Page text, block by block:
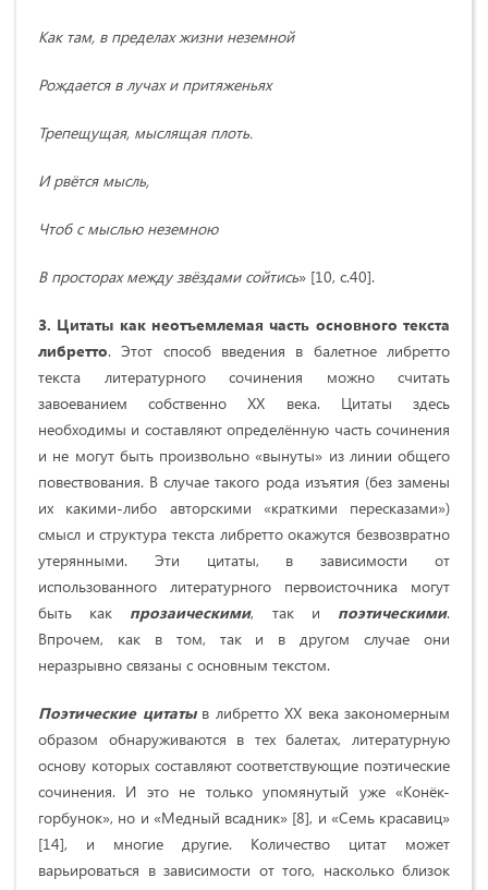
Как там, в пределах жизни неземной
Рождается в лучах и притяженьях
Трепещущая, мыслящая плоть.
И рвётся мысль,
Чтоб с мыслью неземною
В просторах между звёздами сойтись» [10, с.40].
3. Цитаты как неотъемлемая часть основного текста
либретто. Этот способ введения в балетное либретто
текста литературного сочинения можно считать
завоеванием собственно XX века. Цитаты здесь
необходимы и составляют определённую часть сочинения
и не могут быть произвольно «вынуты» из линии общего
повествования. В случае такого рода изъятия (без замены
их какими-либо авторскими «краткими пересказами»)
смысл и структура текста либретто окажутся безвозвратно
утерянными. Эти цитаты, в зависимости от
использованного литературного первоисточника могут
быть как прозаическими, так и поэтическими.
Впрочем, как в том, так и в другом случае они
неразрывно связаны с основным текстом.
Поэтические цитатыв либретто XX века закономерным
образом обнаруживаются в тех балетах, литературную
основу которых составляют соответствующие поэтические
сочинения. И это не только упомянутый уже «Конёк-
горбунок», но и «Медный всадник» [8], и «Семь красавиц»
[14], и многие другие. Количество цитат может
варьироваться в зависимости от того, насколько близок